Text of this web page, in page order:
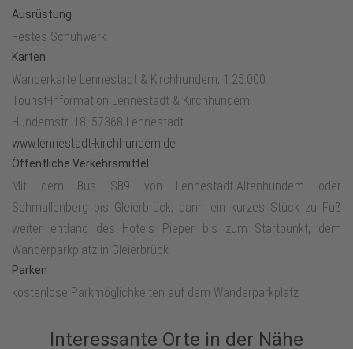
Kreuzung gibt es die Möglichkeit eine kurze Klettertour zum
Rinsley-Felsen zu starten und von dort die tolle Aussicht auf
Saalhausen genießen. An der Wegkreuzung rechts abbiegen und
weiter in einem großen Bogen um den Rinsenberg gehen, an der
nächsten Wegkreuzung weiter geradeaus in Richtung
Lehnbergquelle. Oberhalb der Quelle über einen kleinen
Trampelpfad hinunter an das Wasser gehen und von dort aus
weiter hinunter auf den nächsten Querweg. Hier links gehen und
dem Wanderweg A7 abwärts zurück zum Wanderparkplatz in
Gleierbrück folgen.
Ausrüstung
Festes Schuhwerk
Karten
Wanderkarte Lennestadt & Kirchhundem, 1:25.000
Tourist-Information Lennestadt & Kirchhundem
Hundemstr. 18, 57368 Lennestadt
www.lennestadt-kirchhundem.de
Öffentliche Verkehrsmittel
Mit dem Bus SB9 von Lennestadt-Altenhundem oder
Schmallenberg bis Gleierbrück, dann ein kurzes Stück zu Fuß
weiter entlang des Hotels Pieper bis zum Startpunkt, dem
Wanderparkplatz in Gleierbrück
Parken
kostenlose Parkmöglichkeiten auf dem Wanderparkplatz
Interessante Orte in der Nähe